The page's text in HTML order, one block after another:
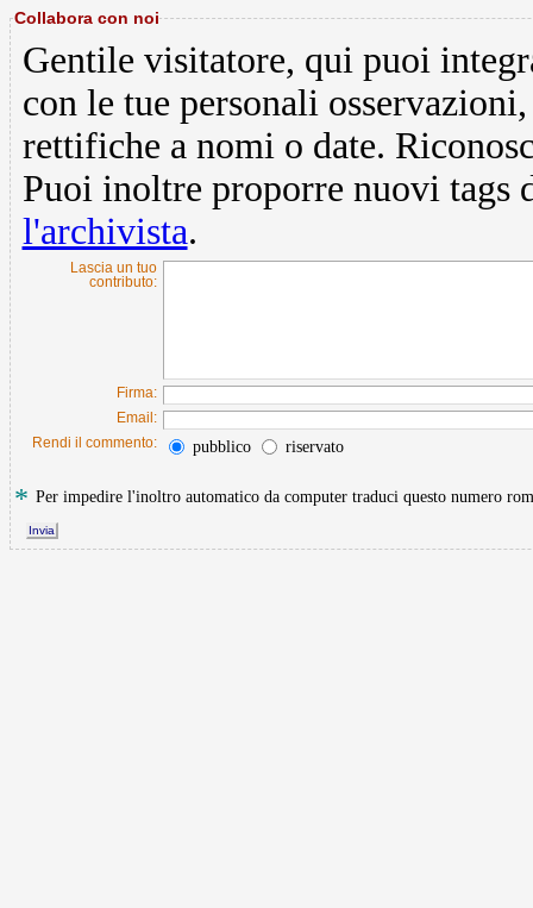
Collabora con noi
Gentile visitatore, qui puoi
con le tue personali
rettifiche a nomi o date.
Puoi inoltre proporre nuovi tags
l'archivista.
Lascia un tuo
contributo:
Firma:
Email:
Rendi il commento:
pubblico riservato
* Per impedire l'inoltro automatico da computer traduci questo numero